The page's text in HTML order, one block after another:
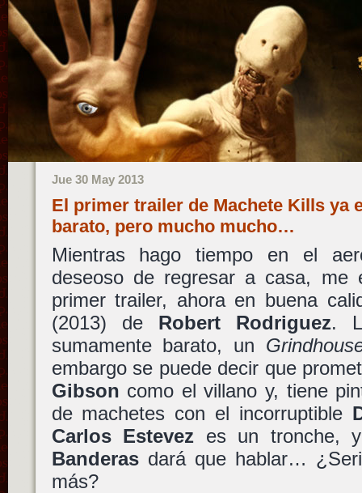
Jue 30 May 2013
El primer trailer de Machete Kills ya
barato, pero mucho mucho…
Mientras hago tiempo en el
deseoso de regresar a casa, me
primer trailer, ahora en buena
(2013) de Robert Rodriguez.
sumamente barato, un
embargo se puede decir que
Gibson como el villano y, tiene
de machetes con el incorruptible
Carlos Estevez es un tronche,
Banderasdará que hablar…
más?